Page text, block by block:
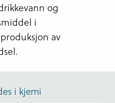
og
i
av
i kjemi